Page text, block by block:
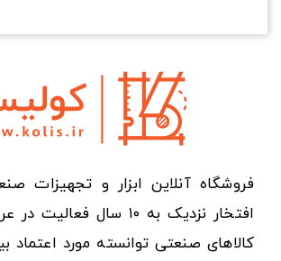
فروشگاه آنلاین ابزار و تجهیزات
افتخار نزدیک به ۱۰ سال